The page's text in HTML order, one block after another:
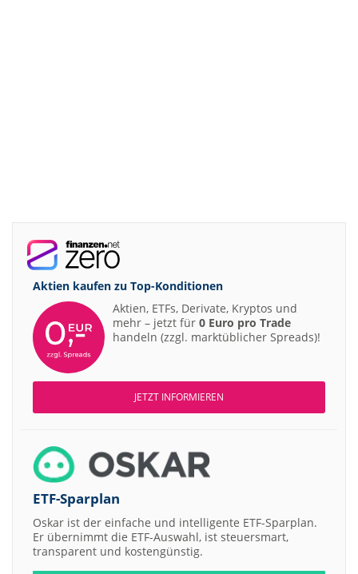
Aktien kaufen zu Top-Konditionen
Aktien, ETFs, Derivate, Kryptos und
mehr – jetzt für 0 Euro pro Trade
handeln (zzgl. marktüblicher Spreads)!
JETZT INFORMIEREN
ETF-Sparplan
Oskar ist der einfache und intelligente ETF-Sparplan.
Er übernimmt die ETF-Auswahl, ist steuersmart,
transparent und kostengünstig.